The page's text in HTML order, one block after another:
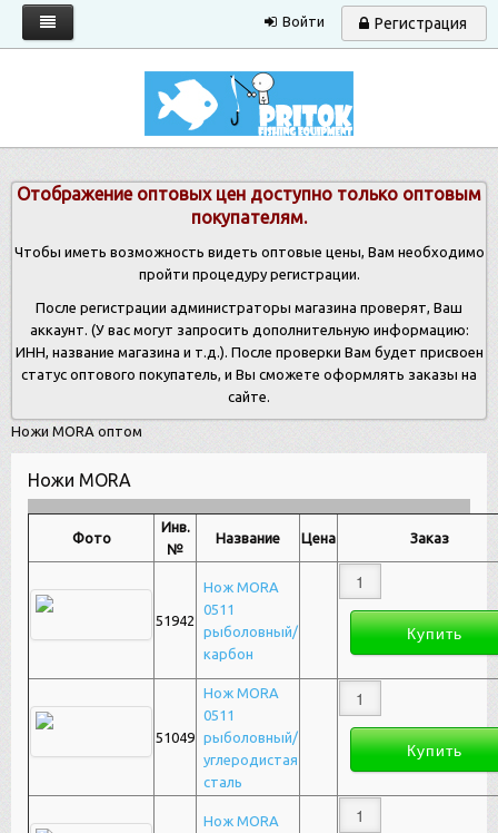
Войти Регистрация
Отображение оптовых цен доступно только оптовым
покупателям.
Чтобы иметь возможность видеть оптовые цены, Вам необходимо
пройти процедуру регистрации.
После регистрации администраторы магазина проверят, Ваш
аккаунт. (У вас могут запросить дополнительную информацию:
ИНН, название магазина и т.д.). После проверки Вам будет присвоен
статус оптового покупатель, и Вы сможете оформлять заказы на
сайте.
Ножи MORA оптом
Ножи MORA
Фото
Инв.
№
Название Цена Заказ
51942
Нож MORA
0511
рыболовный/
карбон
51049
Нож MORA
0511
рыболовный/
углеродистая
сталь
Нож MORA
Запрос прайса
Условия работы
Новости